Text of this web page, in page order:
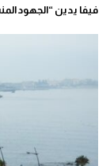
فيفا يدين “الجهود